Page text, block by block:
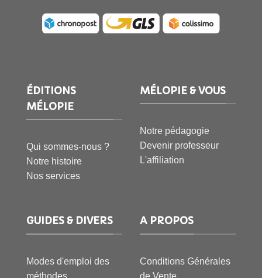
ÉDITIONS
MÉLOPIE
Qui sommes-nous ?
Notre histoire
Nos services
MÉLOPIE & VOUS
Notre pédagogie
Devenir professeur
L'affiliation
GUIDES & DIVERS
Modes d'emploi des
méthodes
A PROPOS
Conditions Générales
de Vente